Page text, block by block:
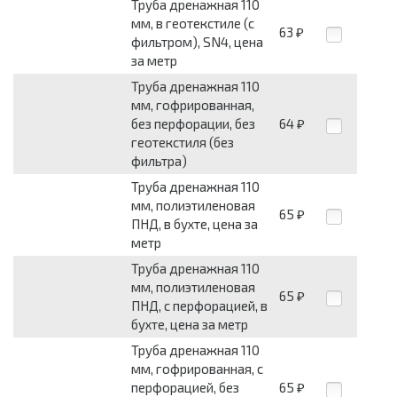
Труба дренажная 110
мм, в геотекстиле (с
фильтром), SN4, цена
за метр
63 ₽
Труба дренажная 110
мм, гофрированная,
без перфорации, без
геотекстиля (без
фильтра)
64 ₽
Труба дренажная 110
мм, полиэтиленовая
ПНД, в бухте, цена за
метр
65 ₽
Труба дренажная 110
мм, полиэтиленовая
ПНД, с перфорацией, в
бухте, цена за метр
65 ₽
Труба дренажная 110
мм, гофрированная, с
перфорацией, без
65 ₽